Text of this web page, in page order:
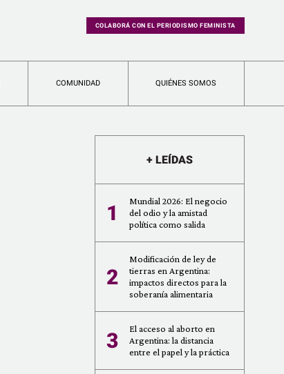
COLABORÁ CON EL PERIODISMO FEMINISTA
COMUNIDAD QUIÉNES SOMOS
+ LEÍDAS
1
Mundial 2026: El negocio
del odio y la amistad
política como salida
2
Modificación de ley de
tierras en Argentina:
impactos directos para la
soberanía alimentaria
3
El acceso al aborto en
Argentina: la distancia
entre el papel y la práctica